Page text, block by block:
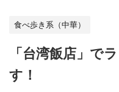
食べ歩き系（中華）
「台湾飯店」で
す！